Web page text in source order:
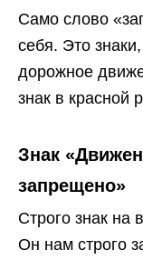
Само слово
себя. Это
дорожное
знак в красной
Знак
запрещено»
Строго знак на
Он нам строго